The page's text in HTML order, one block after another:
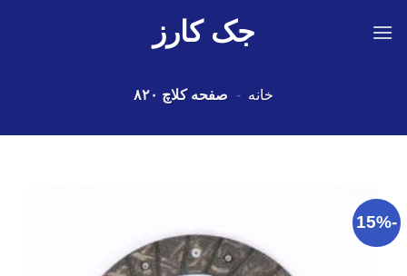
جک کارز
خانه - صفحه کلاچ ۸۲۰
-15%